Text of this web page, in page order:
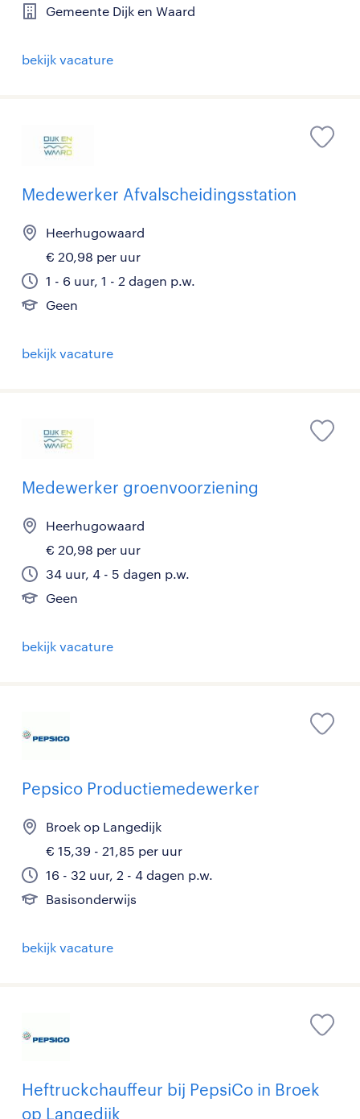
Gemeente Dijk en Waard
bekijk vacature
Medewerker Afvalscheidingsstation
Heerhugowaard
€ 20,98 per uur
1 - 6 uur, 1 - 2 dagen p.w.
Geen
bekijk vacature
Medewerker groenvoorziening
Heerhugowaard
€ 20,98 per uur
34 uur, 4 - 5 dagen p.w.
Geen
bekijk vacature
Pepsico Productiemedewerker
Broek op Langedijk
€ 15,39 - 21,85 per uur
16 - 32 uur, 2 - 4 dagen p.w.
Basisonderwijs
bekijk vacature
Heftruckchauffeur bij PepsiCo in Broek
op Langedijk